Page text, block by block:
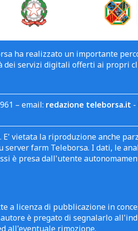
ha realizzato un importante
dei servizi digitali offerti ai propri
– email: redazione teleborsa.it
vietata la riproduzione anche
server farm Teleborsa. I dati, le
è presa dall'utente
a licenza di pubblicazione in
è pregato di segnalarlo
all'eventuale rimozione.